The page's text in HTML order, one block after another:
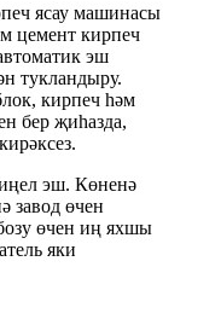
ясау машинасы
цемент кирпеч
эш
тукландыру.
кирпеч һәм
бер җиһазда,
эш. Көненә
завод өчен
өчен иң яхшы
яки